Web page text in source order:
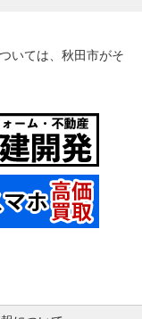
いては、秋田市がそ